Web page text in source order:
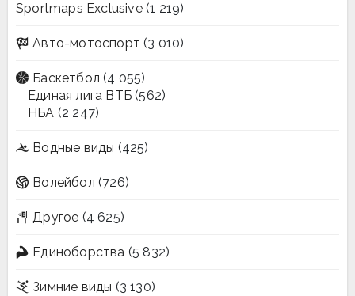
Sportmaps Exclusive(1 219)
Авто-мотоспорт (3 010)
Баскетбол (4 055)
Единая лига ВТБ (562)
НБА (2 247)
Водные виды (425)
Волейбол (726)
Другое (4 625)
Единоборства (5 832)
Зимние виды (3 130)